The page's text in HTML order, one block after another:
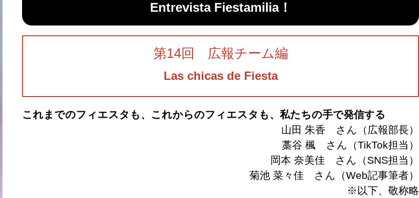
Entrevista Fiestamilia！
第14回 広報チーム編
Las chicas de Fiesta
これまでのフィエスタも、これからのフィエスタも、私たちの手で発信する
山田 朱香 さん（広報部長）
藁谷 楓 さん（TikTok担当）
岡本 奈美佳 さん（SNS担当）
菊池 菜々佳 さん（Web記事筆者）
※以下、敬称略